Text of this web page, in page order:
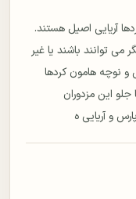
آریایی اصیل هستند.
توانند باشند یا غیر
و نوچه هامون کردها
جلو این مزدوران
و آریایی ه